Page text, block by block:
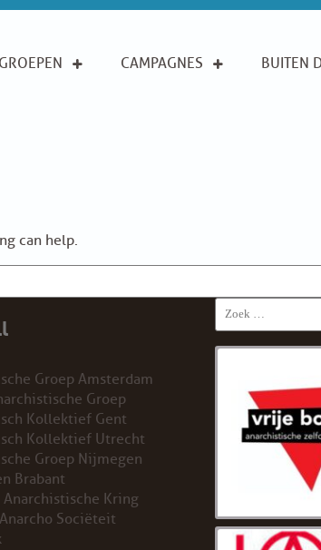
GROEPEN CAMPAGNES BUITEN
can help.
Search
for:
Groep Amsterdam
Groep
Kollektief Gent
Kollektief Utrecht
Groep Nijmegen
Brabant
Anarchistische Kring
Sociëteit